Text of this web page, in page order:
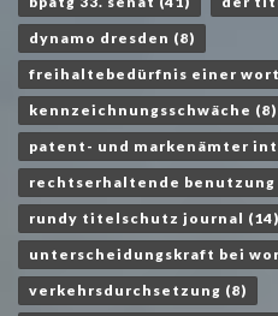
dynamo dresden (8)
freihaltebedürfnis einer
kennzeichnungsschwäche (8)
patent- und markenämter
rechtserhaltende benutzung
rundy titelschutz journal (14)
unterscheidungskraft bei
verkehrsdurchsetzung (8)